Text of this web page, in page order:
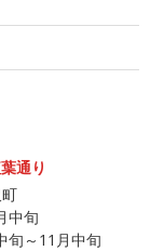
通り
中旬
旬～11月中旬